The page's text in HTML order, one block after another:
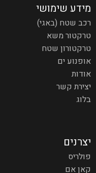
מידע שימושי
רכב שטח (באגי)
טרקטור משא
טרקטורון שטח
אופנוע ים
אודות
יצירת קשר
בלוג
יצרנים
פולריס
קאן אם